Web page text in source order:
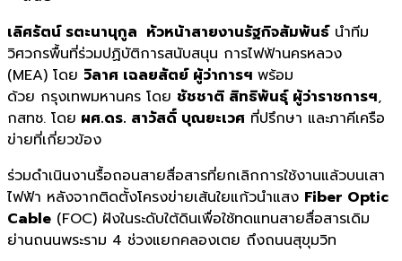
เลิศรัตน์ รตะนานุกูล หัวหน้าสายงานรัฐกิจสัมพันธ์นำทีม
วิศวกรพื้นที่ร่วมปฏิบัติการสนับสนุน การไฟฟ้านครหลวง
(MEA) โดย วิลาศ เฉลยสัตย์ ผู้ว่าการฯ พร้อม
ด้วย กรุงเทพมหานคร โดย ชัชชาติ สิทธิพันธุ์ ผู้ว่าราชการฯ,
กสทช. โดย ผศ.ดร. สาวัสดิ์ บุณยะเวศ ที่ปรึกษา และภาคีเครือ
ข่ายที่เกี่ยวข้อง
ร่วมดำเนินงานรื้อถอนสายสื่อสารที่ยกเลิกการใช้งานแล้วบนเสา
ไฟฟ้า หลังจากติดตั้งโครงข่ายเส้นใยแก้วนำแสง Fiber Optic
Cable (FOC) ฝังในระดับใต้ดินเพื่อใช้ทดแทนสายสื่อสารเดิม
ย่านถนนพระราม 4 ช่วงแยกคลองเตย ถึงถนนสุขุมวิท